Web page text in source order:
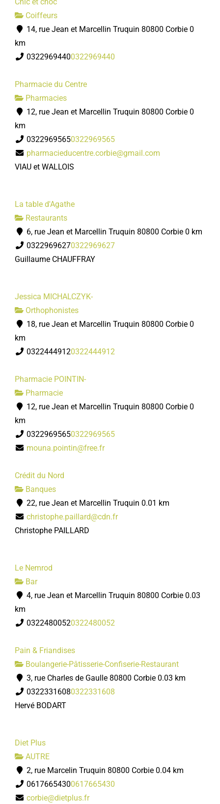
Coiffeurs
14, rue Jean et Marcellin Truquin 80800 Corbie 0
km
03229694400322969440
Pharmacie du Centre
Pharmacies
12, rue Jean et Marcellin Truquin 80800 Corbie 0
km
03229695650322969565
pharmacieducentre.corbie@gmail.com
VIAU et WALLOIS
La table d'Agathe
Restaurants
6, rue Jean et Marcellin Truquin 80800 Corbie 0 km
03229696270322969627
Guillaume CHAUFFRAY
Jessica MICHALCZYK-
Orthophonistes
18, rue Jean et Marcellin Truquin 80800 Corbie 0
km
03224449120322444912
Pharmacie POINTIN-
Pharmacie
12, rue Jean et Marcellin Truquin 80800 Corbie 0
km
03229695650322969565
mouna.pointin@free.fr
Crédit du Nord
Banques
22, rue Jean et Marcellin Truquin 0.01 km
christophe.paillard@cdn.fr
Christophe PAILLARD
Le Nemrod
Bar
4, rue Jean et Marcellin Truquin 80800 Corbie 0.03
km
03224800520322480052
Pain & Friandises
Boulangerie-Pâtisserie-Confiserie-Restaurant
3, rue Charles de Gaulle 80800 Corbie 0.03 km
03223316080322331608
Hervé BODART
Diet Plus
AUTRE
2, rue Marcelin Truquin 80800 Corbie 0.04 km
06176654300617665430
corbie@dietplus.fr